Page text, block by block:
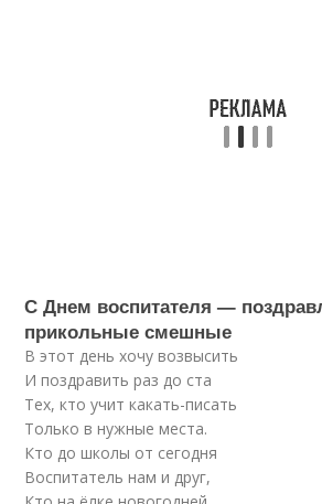
С Днем воспитателя —
прикольные смешные
В этот день хочу возвысить
И поздравить раз до ста
Тех, кто учит какать-писать
Только в нужные места.
Кто до школы от сегодня
Воспитатель нам и друг,